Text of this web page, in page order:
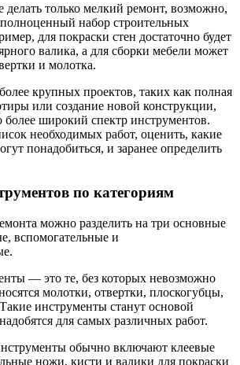
делать только мелкий ремонт, возможно,
полноценный набор строительных
для покраски стен достаточно будет
валика, а для сборки мебели может
и молотка.
крупных проектов, таких как полная
или создание новой конструкции,
более широкий спектр инструментов.
необходимых работ, оценить, какие
понадобиться, и заранее определить
по категориям
можно разделить на три основные
вспомогательные и
— это те, без которых невозможно
молотки, отвертки, плоскогубцы,
инструменты станут основой
для самых различных работ.
обычно включают клеевые
ножи, кисти и валики для покраски